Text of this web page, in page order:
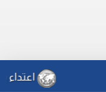
اعتداء